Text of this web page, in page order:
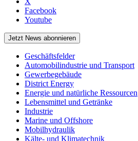
Facebook
Youtube
Jetzt News abonnieren
Geschäftsfelder
Automobilindustrie und Transport
Gewerbegebäude
District Energy
Energie und natürliche Ressourcen
Lebensmittel und Getränke
Industrie
Marine und Offshore
Mobilhydraulik
Kälte- und Klimatechnik